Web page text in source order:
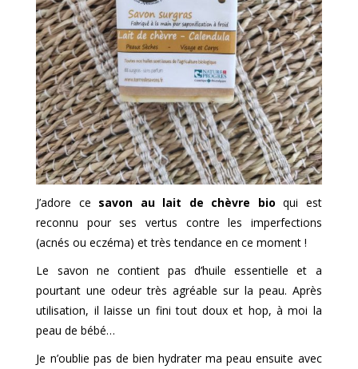
J’adore ce savon au lait de chèvre bio qui est
reconnu pour ses vertus contre les imperfections
(acnés ou eczéma) et très tendance en ce moment !
Le savon ne contient pas d’huile essentielle et a
pourtant une odeur très agréable sur la peau. Après
utilisation, il laisse un fini tout doux et hop, à moi la
peau de bébé…
Je n’oublie pas de bien hydrater ma peau ensuite avec